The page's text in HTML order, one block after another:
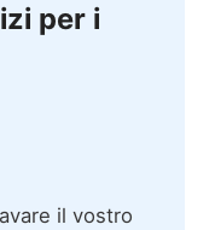
per i
il vostro